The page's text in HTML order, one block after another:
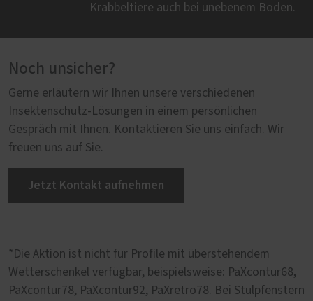
Krabbeltiere auch bei unebenem Boden.
Noch unsicher?
Gerne erläutern wir Ihnen unsere verschiedenen
Insektenschutz-Lösungen in einem persönlichen
Gespräch mit Ihnen. Kontaktieren Sie uns einfach. Wir
freuen uns auf Sie.
Jetzt Kontakt aufnehmen
*Die Aktion ist nicht für Profile mit überstehendem
Wetterschenkel verfügbar, beispielsweise: PaXcontur68,
PaXcontur78, PaXcontur92, PaXretro78. Bei Stulpfenstern